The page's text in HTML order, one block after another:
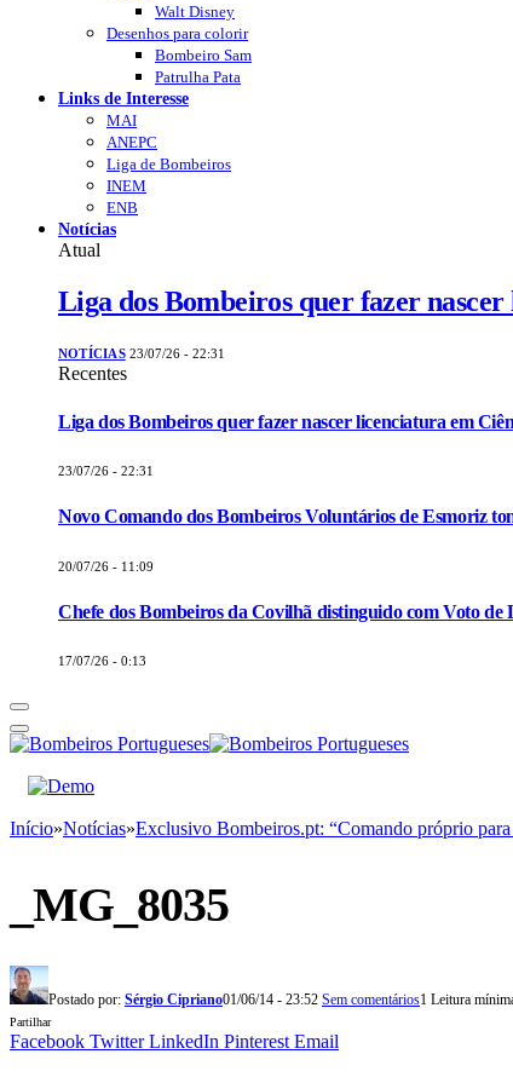
Walt Disney
Desenhos para colorir
Bombeiro Sam
Patrulha Pata
Links de Interesse
MAI
ANEPC
Liga de Bombeiros
INEM
ENB
Notícias
Atual
Liga dos Bombeiros quer fazer
NOTÍCIAS 23/07/26 - 22:31
Recentes
Liga dos Bombeiros quer fazer nascer licenciatura em
23/07/26 - 22:31
Novo Comando dos Bombeiros Voluntários de Esmoriz
20/07/26 - 11:09
Chefe dos Bombeiros da Covilhã distinguido com Voto de
17/07/26 - 0:13
Início»Notícias»Exclusivo Bombeiros.pt: “Comando próprio
_MG_8035
Postado por: Sérgio Cipriano01/06/14 - 23:52 Sem comentários1 Leitura
Partilhar
Facebook Twitter LinkedIn Pinterest Email